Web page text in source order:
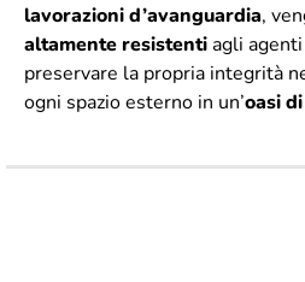
lavorazioni d’avanguardia,
altamente resistentiagli
preservare la propria integrità
ogni spazio esterno in un’oasi